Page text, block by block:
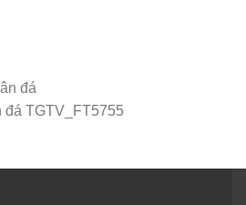
đá TGTV_FT5755